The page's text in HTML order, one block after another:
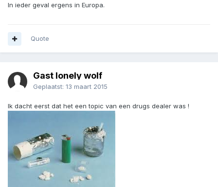
In ieder geval ergens in Europa.
Quote
Gast lonely wolf
Geplaatst: 13 maart 2015
Ik dacht eerst dat het een topic van een drugs dealer was !